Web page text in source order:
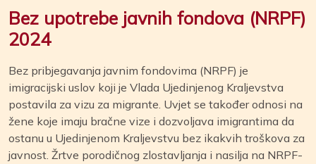
Bez upotrebe javnih fondova (NRPF)
2024
Bez pribjegavanja javnim fondovima (NRPF) je
imigracijski uslov koji je Vlada Ujedinjenog Kraljevstva
postavila za vizu za migrante. Uvjet se također odnosi na
žene koje imaju bračne vize i dozvoljava imigrantima da
ostanu u Ujedinjenom Kraljevstvu bez ikakvih troškova za
javnost. Žrtve porodičnog zlostavljanja i nasilja na NRPF-